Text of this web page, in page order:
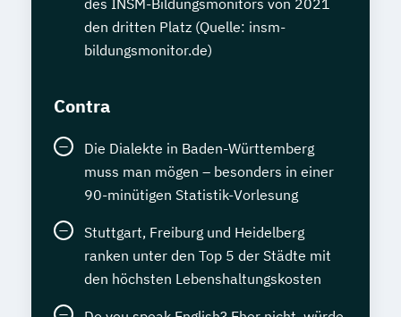
des INSM-Bildungsmonitors von 2021
den dritten Platz (Quelle: insm-
bildungsmonitor.de)
Contra
Die Dialekte in Baden-Württemberg
muss man mögen – besonders in einer
90-minütigen Statistik-Vorlesung
Stuttgart, Freiburg und Heidelberg
ranken unter den Top 5 der Städte mit
den höchsten Lebenshaltungskosten